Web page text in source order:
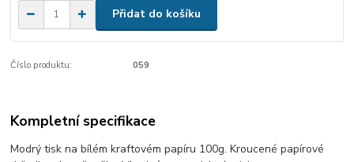
Přidat do košíku
Číslo produktu: 059
Kompletní specifikace
Modrý tisk na bílém kraftovém papíru 100g. Kroucené papírové